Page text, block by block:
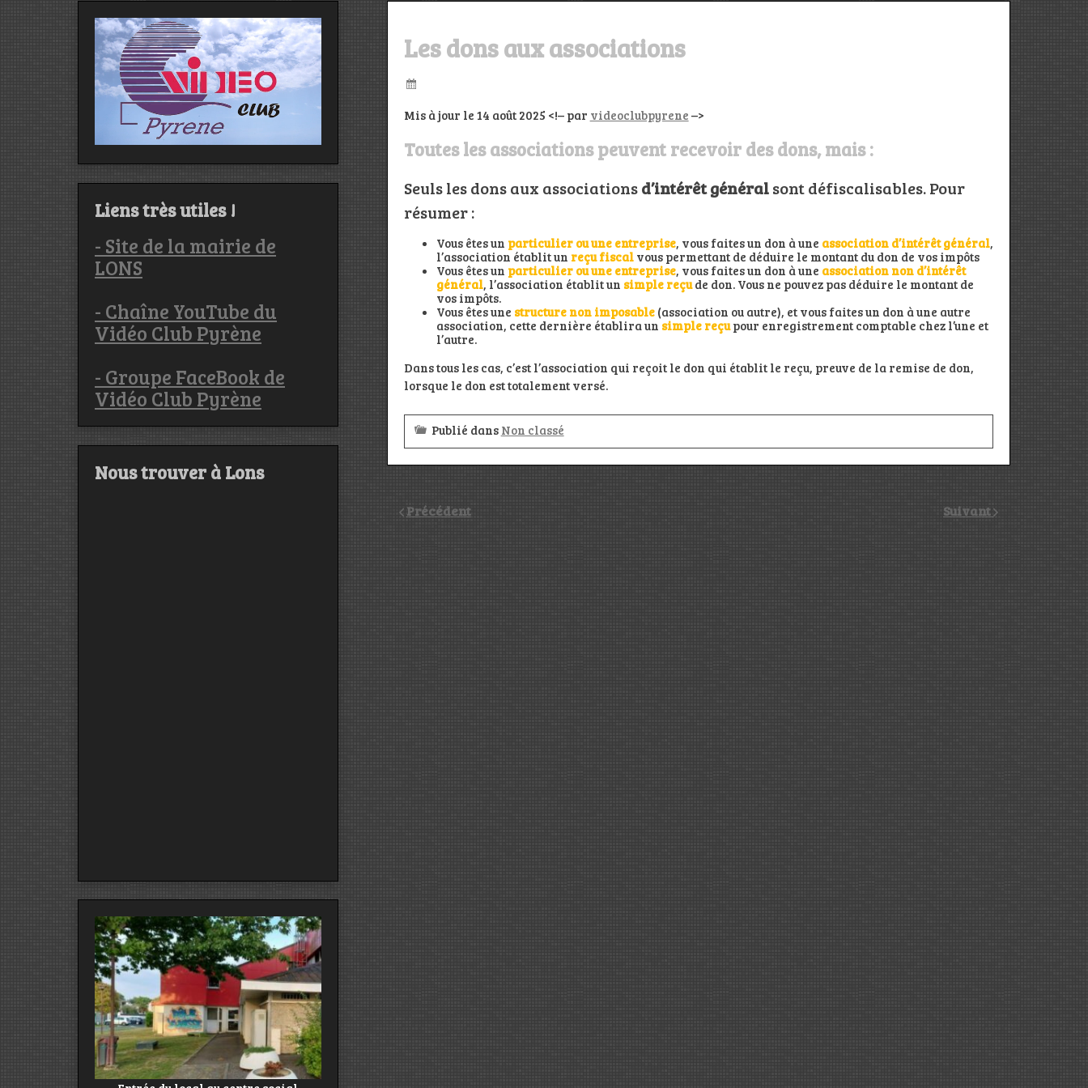
Les dons aux associations
Mis à jour le 14 août 2025 <!– par videoclubpyrene –>
Toutes les associations peuvent recevoir des dons, mais :
Seuls les dons aux associationsd’intérêt généralsont défiscalisables. Pour
résumer :
Vous êtes un particulier ou une entreprise, vous faites un don à une association d’intérêt général,
l’association établit un reçu fiscalvous permettant de déduire le montant du don de vos impôts
Vous êtes un particulier ou une entreprise, vous faites un don à une association non d’intérêt
général, l’association établit un simple reçude don. Vous ne pouvez pas déduire le montant de
vos impôts.
Vous êtes une structure non imposable(association ou autre), et vous faites un don à une autre
association, cette dernière établira un simple reçupour enregistrement comptable chez l’une et
l’autre.
Dans tous les cas, c’est l’association qui reçoit le don qui établit le reçu, preuve de la remise de don,
lorsque le don est totalement versé.
Publié dans Non classé
Précédent Suivant
Liens très utiles !
- Site de la mairie de
LONS
- Chaîne YouTube du
Vidéo Club Pyrène
- Groupe FaceBook de
Vidéo Club Pyrène
Nous trouver à Lons